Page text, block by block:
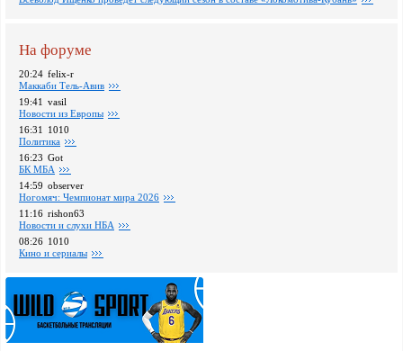
На форуме
20:24 felix-r
Маккаби Тель-Авив
19:41 vasil
Новости из Европы
16:31
1010
Политика
16:23 Got
БК МБА
14:59 observer
Ногомяч: Чемпионат мира 2026
11:16 rishon63
Новости и слухи НБА
08:26 1010
Кино и сериалы